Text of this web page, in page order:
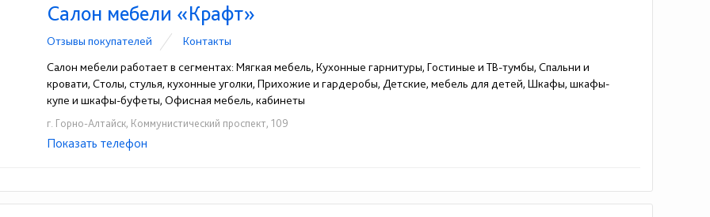
Салон мебели «Крафт»
Отзывы покупателей
Контакты
Салон мебели работает в сегментах: Мягкая мебель, Кухонные гарнитуры, Гостиные и ТВ-тумбы, Спальни и
кровати, Столы, стулья, кухонные уголки, Прихожие и гардеробы, Детские, мебель для детей, Шкафы, шкафы-
купе и шкафы-буфеты, Офисная мебель, кабинеты
г. Горно-Алтайск, Коммунистический проспект, 109
☎+7-906-961-31-74
Показать телефон